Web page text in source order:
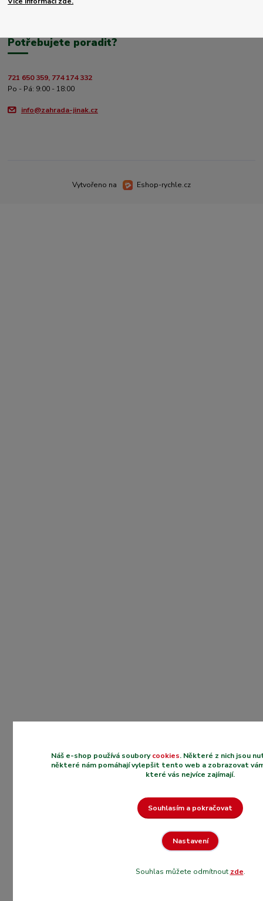
Potřebujete poradit?
721 650 359, 774 174 332
Po - Pá: 9:00 - 18:00
info@zahrada-jinak.cz
Vytvořeno na Eshop-rychle.cz
Náš e-shop používá souborycookies. Některé z nich jsou
některé nám pomáhají vylepšit tento web a zobrazovat
které vás nejvíce zajímají.
Nastavení
Souhlasím a pokračovat
Souhlas můžete odmítnout zde.